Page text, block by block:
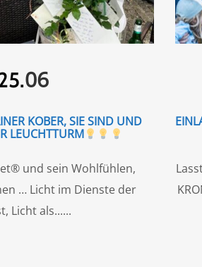
06
KOBER, SIE SIND UND
LEUCHTTURM
und sein Wohlfühlen,
… Licht im Dienste der
Licht als...